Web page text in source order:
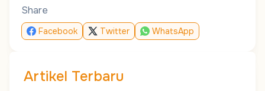
Share
Facebook Twitter WhatsApp
Artikel Terbaru